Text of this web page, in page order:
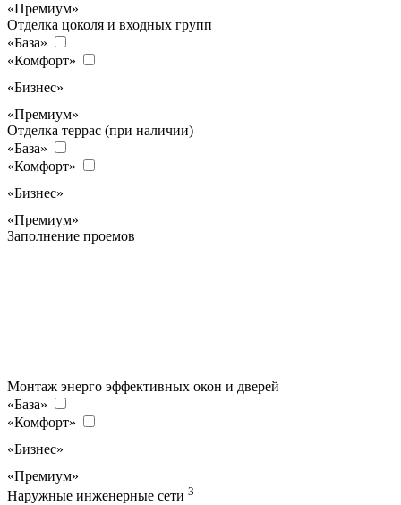
«Премиум»
Отделка цоколя и входных групп
«База»
«Комфорт»
«Бизнес»
«Премиум»
Отделка террас (при наличии)
«База»
«Комфорт»
«Бизнес»
«Премиум»
Заполнение проемов
Монтаж энерго эффективных окон и дверей
«База»
«Комфорт»
«Бизнес»
«Премиум»
Наружные инженерные сети 3